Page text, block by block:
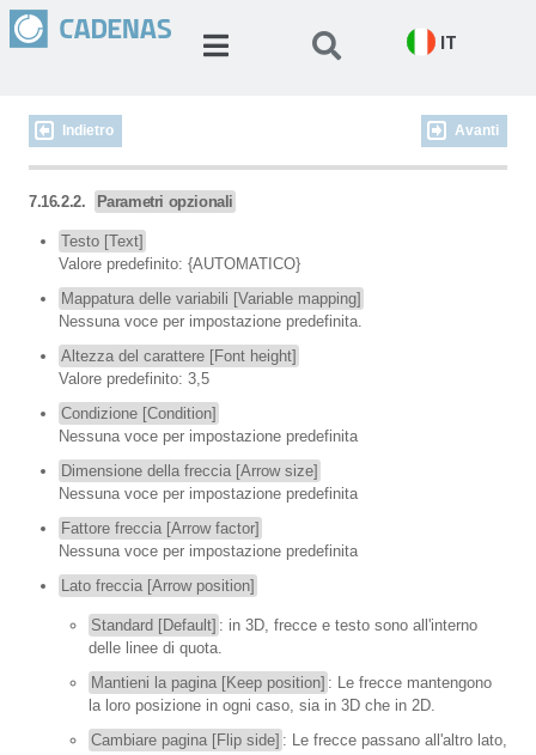
IT
Indietro Avanti
7.16.2.2. Parametri opzionali
Testo [Text]
Valore predefinito: {AUTOMATICO}
Mappatura delle variabili [Variable mapping]
Nessuna voce per impostazione predefinita.
Altezza del carattere [Font height]
Valore predefinito: 3,5
Condizione [Condition]
Nessuna voce per impostazione predefinita
Dimensione della freccia [Arrow size]
Nessuna voce per impostazione predefinita
Fattore freccia [Arrow factor]
Nessuna voce per impostazione predefinita
Lato freccia [Arrow position]
Standard [Default] : in 3D, frecce e testo sono all'interno
delle linee di quota.
Mantieni la pagina [Keep position] : Le frecce mantengono
la loro posizione in ogni caso, sia in 3D che in 2D.
Cambiare pagina [Flip side] : Le frecce passano all'altro lato,